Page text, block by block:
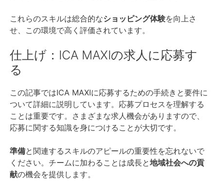
これらのスキルは総合的なショッピング体験を向上さ
せ、この環境で高く評価されています。
仕上げ：ICA MAXIの求人に応募す
る
この記事ではICA MAXIに応募するための手続きと要件に
ついて詳細に説明しています。応募プロセスを理解する
ことは重要です。さまざまな求人機会がありますので、
応募に関する知識を身につけることが大切です。
準備と関連するスキルのアピールの重要性を忘れないで
ください。チームに加わることは成長と地域社会への貢
献の機会を提供します。